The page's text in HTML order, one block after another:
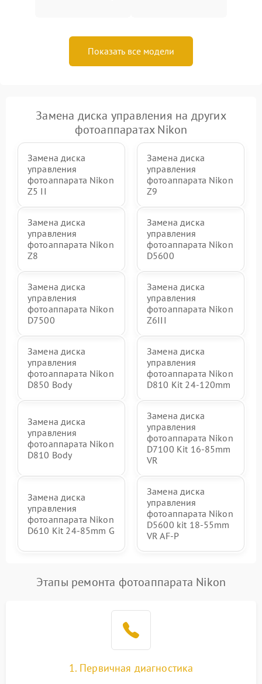
Показать все модели
Замена диска управления на других
фотоаппаратах Nikon
Замена диска
управления
фотоаппарата Nikon
Z5 II
Замена диска
управления
фотоаппарата Nikon
Z9
Замена диска
управления
фотоаппарата Nikon
Z8
Замена диска
управления
фотоаппарата Nikon
D5600
Замена диска
управления
фотоаппарата Nikon
D7500
Замена диска
управления
фотоаппарата Nikon
Z6III
Замена диска
управления
фотоаппарата Nikon
D850 Body
Замена диска
управления
фотоаппарата Nikon
D810 Kit 24-120mm
Замена диска
управления
фотоаппарата Nikon
D810 Body
Замена диска
управления
фотоаппарата Nikon
D7100 Kit 16-85mm
VR
Замена диска
управления
фотоаппарата Nikon
D610 Kit 24-85mm G
Замена диска
управления
фотоаппарата Nikon
D5600 kit 18-55mm
VR AF-P
Этапы ремонта фотоаппарата Nikon
1. Первичная диагностика